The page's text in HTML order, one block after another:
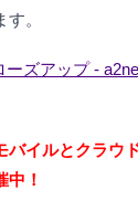
。
ズアップ -
バイルとクラウ
中！